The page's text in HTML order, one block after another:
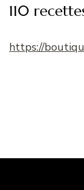
110
https://